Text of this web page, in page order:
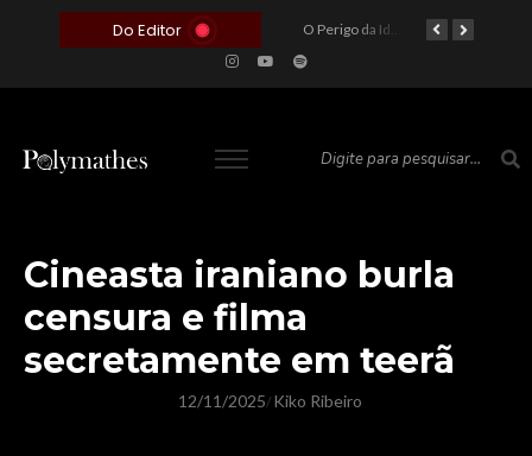
Do Editor
O Voto como Moeda: Clientelismo e o Analfabetismo Funcional Político no Brasil O Perigo da Ideologia Desenfreada na Justiça: Quando a Pauta Política Substitui a Pena Criminal
Cineasta iraniano burla
censura e filma
secretamente em teerã
12/11/2025/ Kiko Ribeiro